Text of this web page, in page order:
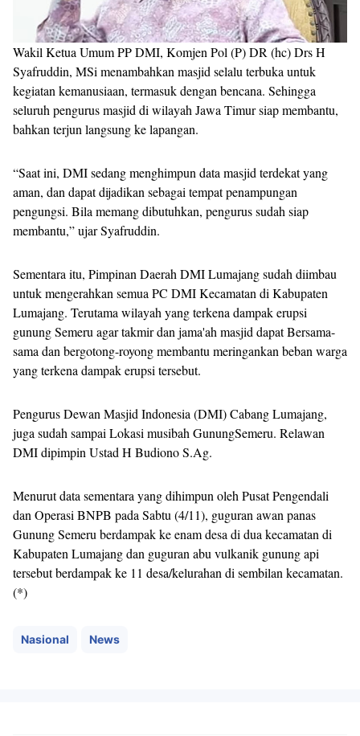
Wakil Ketua Umum PP DMI, Komjen Pol (P) DR (hc) Drs H
Syafruddin, MSi menambahkan masjid selalu terbuka untuk
kegiatan kemanusiaan, termasuk dengan bencana. Sehingga
seluruh pengurus masjid di wilayah Jawa Timur siap membantu,
bahkan terjun langsung ke lapangan.
“Saat ini, DMI sedang menghimpun data masjid terdekat yang
aman, dan dapat dijadikan sebagai tempat penampungan
pengungsi. Bila memang dibutuhkan, pengurus sudah siap
membantu,” ujar Syafruddin.
Sementara itu, Pimpinan Daerah DMI Lumajang sudah diimbau
untuk mengerahkan semua PC DMI Kecamatan di Kabupaten
Lumajang. Terutama wilayah yang terkena dampak erupsi
gunung Semeru agar takmir dan jama'ah masjid dapat Bersama-
sama dan bergotong-royong membantu meringankan beban warga
yang terkena dampak erupsi tersebut.
Pengurus Dewan Masjid Indonesia (DMI) Cabang Lumajang,
juga sudah sampai Lokasi musibah GunungSemeru. Relawan
DMI dipimpin Ustad H Budiono S.Ag.
Menurut data sementara yang dihimpun oleh Pusat Pengendali
dan Operasi BNPB pada Sabtu (4/11), guguran awan panas
Gunung Semeru berdampak ke enam desa di dua kecamatan di
Kabupaten Lumajang dan guguran abu vulkanik gunung api
tersebut berdampak ke 11 desa/kelurahan di sembilan kecamatan.
(*)
Nasional News